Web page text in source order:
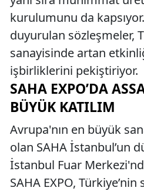
kurulumunu da kapsıyor.
duyurulan sözleşmeler,
sanayisinde artan
işbirliklerini pekiştiriyor.
SAHA EXPO’DA
BÜYÜK KATILIM
Avrupa'nın en büyük
olan SAHA İstanbul’un
İstanbul Fuar
SAHA EXPO,